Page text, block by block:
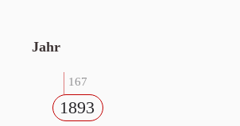
Jahr
167
1893